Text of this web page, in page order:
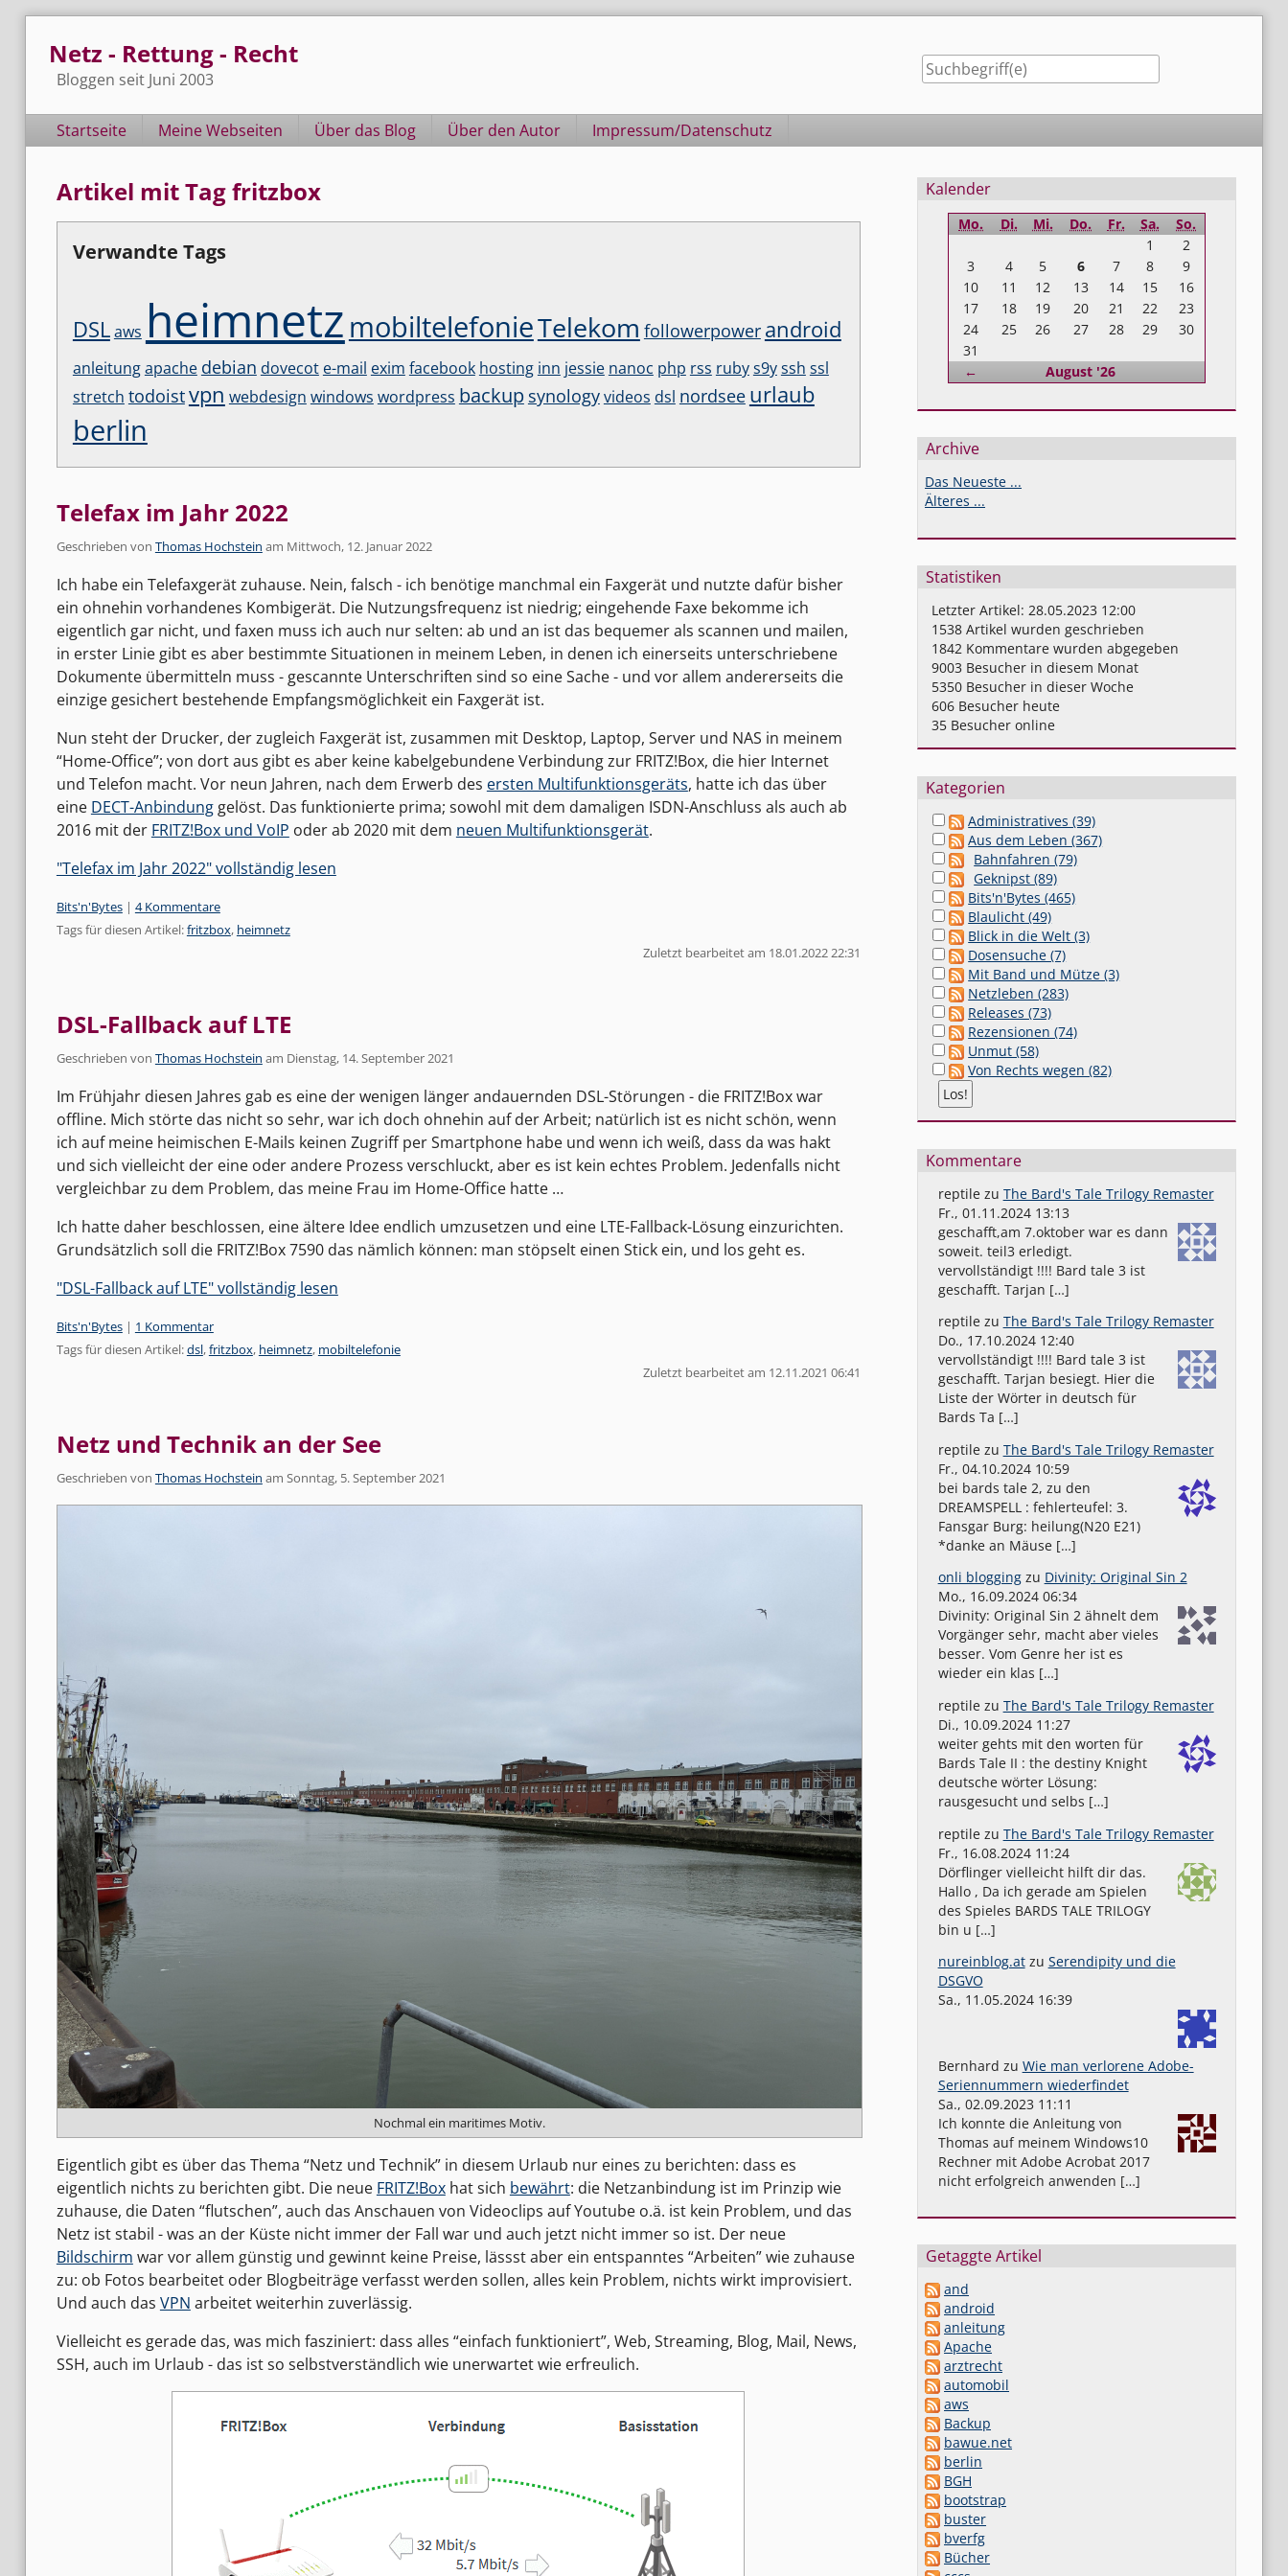
Netz - Rettung - Recht
Bloggen seit Juni 2003
Navigation
Startseite Meine Webseiten Über das Blog Über den Autor Impressum/Datenschutz
Artikel mit Tag fritzbox
Verwandte Tags
DSLaws heimnetz mobiltelefonieTelekom followerpower android
anleitungapache debian dovecot e-mail exim facebook hosting inn jessie nanoc php rss rubys9yssh ssl
stretch todoistvpn webdesign windows wordpress backup synologyvideos dsl nordsee urlaub
berlin
Telefax im Jahr 2022
Geschrieben von Thomas Hochstein am Mittwoch, 12. Januar 2022
Ich habe ein Telefaxgerät zuhause. Nein, falsch - ich benötige manchmal ein Faxgerät und nutzte dafür bisher
ein ohnehin vorhandenes Kombigerät. Die Nutzungsfrequenz ist niedrig; eingehende Faxe bekomme ich
eigentlich gar nicht, und faxen muss ich auch nur selten: ab und an ist das bequemer als scannen und mailen,
in erster Linie gibt es aber bestimmte Situationen in meinem Leben, in denen ich einerseits unterschriebene
Dokumente übermitteln muss - gescannte Unterschriften sind so eine Sache - und vor allem andererseits die
einzige gesichert bestehende Empfangsmöglichkeit ein Faxgerät ist.
Nun steht der Drucker, der zugleich Faxgerät ist, zusammen mit Desktop, Laptop, Server und NAS in meinem
“Home-Office”; von dort aus gibt es aber keine kabelgebundene Verbindung zur FRITZ!Box, die hier Internet
und Telefon macht. Vor neun Jahren, nach dem Erwerb des ersten Multifunktionsgeräts, hatte ich das über
eine DECT-Anbindunggelöst. Das funktionierte prima; sowohl mit dem damaligen ISDN-Anschluss als auch ab
2016 mit der FRITZ!Box und VoIP oder ab 2020 mit dem neuen Multifunktionsgerät.
"Telefax im Jahr 2022" vollständig lesen
Kategorien:
Bits'n'Bytes| 4 Kommentare
Tags für diesen Artikel:fritzbox, heimnetz
Zuletzt bearbeitet am 18.01.2022 22:31
DSL-Fallback auf LTE
Geschrieben von Thomas Hochstein am Dienstag, 14. September 2021
Im Frühjahr diesen Jahres gab es eine der wenigen länger andauernden DSL-Störungen - die FRITZ!Box war
offline. Mich störte das nicht so sehr, war ich doch ohnehin auf der Arbeit; natürlich ist es nicht schön, wenn
ich auf meine heimischen E-Mails keinen Zugriff per Smartphone habe und wenn ich weiß, dass da was hakt
und sich vielleicht der eine oder andere Prozess verschluckt, aber es ist kein echtes Problem. Jedenfalls nicht
vergleichbar zu dem Problem, das meine Frau im Home-Office hatte …
Ich hatte daher beschlossen, eine ältere Idee endlich umzusetzen und eine LTE-Fallback-Lösung einzurichten.
Grundsätzlich soll die FRITZ!Box 7590 das nämlich können: man stöpselt einen Stick ein, und los geht es.
"DSL-Fallback auf LTE" vollständig lesen
Kategorien:
Bits'n'Bytes| 1 Kommentar
Tags für diesen Artikel:dsl,fritzbox, heimnetz, mobiltelefonie
Zuletzt bearbeitet am 12.11.2021 06:41
Netz und Technik an der See
Geschrieben von Thomas Hochstein am Sonntag, 5. September 2021
Nochmal ein maritimes Motiv.
Eigentlich gibt es über das Thema “Netz und Technik” in diesem Urlaub nur eines zu berichten: dass es
eigentlich nichts zu berichten gibt. Die neue FRITZ!Boxhat sich bewährt: die Netzanbindung ist im Prinzip wie
zuhause, die Daten “flutschen”, auch das Anschauen von Videoclips auf Youtube o.ä. ist kein Problem, und das
Netz ist stabil - was an der Küste nicht immer der Fall war und auch jetzt nicht immer so ist. Der neue
Bildschirm war vor allem günstig und gewinnt keine Preise, lässst aber ein entspanntes “Arbeiten” wie zuhause
zu: ob Fotos bearbeitet oder Blogbeiträge verfasst werden sollen, alles kein Problem, nichts wirkt improvisiert.
Und auch das VPN arbeitet weiterhin zuverlässig.
Vielleicht es gerade das, was mich fasziniert: dass alles “einfach funktioniert”, Web, Streaming, Blog, Mail, News,
SSH, auch im Urlaub - das ist so selbstverständlich wie unerwartet wie erfreulich.
Seitenleiste
Kalender
Mo. Di. Mi. Do. Fr. Sa. So.
← August '26
1
2
3
4 5 6 7 8
9
10
11 12 13 14 15
16
17
18 19 20 21 22
23
24
25 26 27 28 29
30
31
Archive
Das Neueste ...
Älteres ...
Statistiken
Letzter Artikel: 28.05.2023 12:00
1538Artikel wurden geschrieben
1842Kommentare wurden abgegeben
9003 Besucher in diesem Monat
5350Besucher in dieser Woche
606Besucher heute
35Besucher online
Kategorien
Administratives (39)
Aus dem Leben (367)
Bahnfahren (79)
Geknipst (89)
Bits'n'Bytes (465)
Blaulicht (49)
Blick in die Welt (3)
Dosensuche (7)
Mit Band und Mütze (3)
Netzleben (283)
Releases (73)
Rezensionen (74)
Unmut (58)
Von Rechts wegen (82)
Kommentare
reptilezu The Bard's Tale Trilogy Remaster
Fr., 01.11.2024 13:13
geschafft,am 7.oktober war es dann
soweit. teil3 erledigt.
vervollständigt !!!! Bard tale 3 ist
geschafft. Tarjan […]
reptilezu The Bard's Tale Trilogy Remaster
Do., 17.10.2024 12:40
vervollständigt !!!! Bard tale 3 ist
geschafft. Tarjan besiegt. Hier die
Liste der Wörter in deutsch für
Bards Ta […]
reptilezu The Bard's Tale Trilogy Remaster
Fr., 04.10.2024 10:59
bei bards tale 2, zu den
DREAMSPELL : fehlerteufel: 3.
Fansgar Burg: heilung(N20 E21)
*danke an Mäuse […]
onli bloggingzu Divinity: Original Sin 2
Mo., 16.09.2024 06:34
Divinity: Original Sin 2 ähnelt dem
Vorgänger sehr, macht aber vieles
besser. Vom Genre her ist es
wieder ein klas […]
reptilezu The Bard's Tale Trilogy Remaster
Di., 10.09.2024 11:27
weiter gehts mit den worten für
Bards Tale II : the destiny Knight
deutsche wörter Lösung:
rausgesucht und selbs […]
reptilezu The Bard's Tale Trilogy Remaster
Fr., 16.08.2024 11:24
Dörflinger vielleicht hilft dir das.
Hallo , Da ich gerade am Spielen
des Spieles BARDS TALE TRILOGY
bin u […]
nureinblog.atzu Serendipity und die
DSGVO
Sa., 11.05.2024 16:39
Bernhard zu Wie man verlorene Adobe-
Seriennummern wiederfindet
Sa., 02.09.2023 11:11
Ich konnte die Anleitung von
Thomas auf meinem Windows10
Rechner mit Adobe Acrobat 2017
nicht erfolgreich anwenden […]
Getaggte Artikel
and
android
anleitung
Apache
arztrecht
automobil
aws
Backup
bawue.net
berlin
BGH
bootstrap
buster
bverfg
Bücher